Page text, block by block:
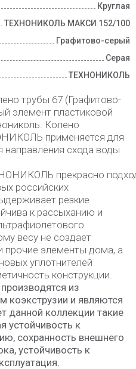
Круглая
ТЕХНОНИКОЛЬ МАКСИ 152/100
Графитово-серый
Серая
ТЕХНОНИКОЛЬ
трубы 67 (Графитово-
элемент пластиковой
Колено
применяется для
направления схода воды
прекрасно
российских
резкие
к рассыханию и
весу не создает
прочие элементы дома, а
уплотнителей
конструкции.
производятся из
коэкструзии и являются
данной коллекции такие
устойчивость к
сохранность внешнего
устойчивость к